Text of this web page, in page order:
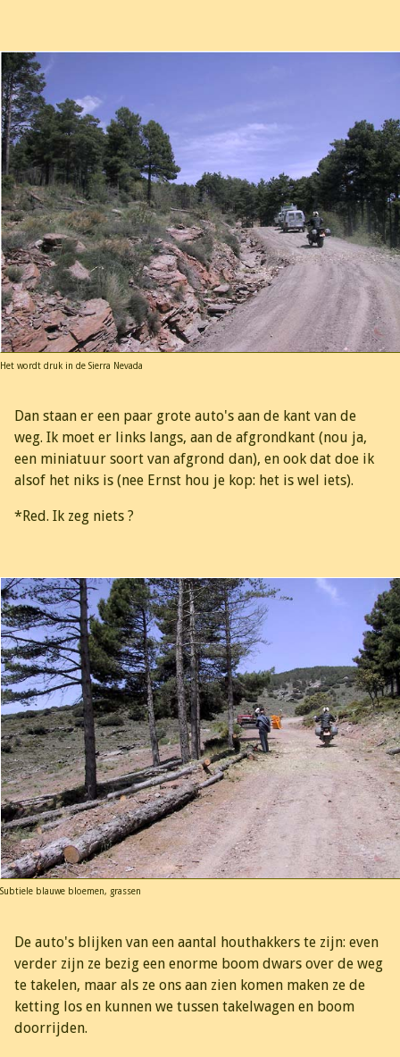
Het wordt druk in de Sierra Nevada
Dan staan er een paar grote auto's aan de kant van de
weg. Ik moet er links langs, aan de afgrondkant (nou ja,
een miniatuur soort van afgrond dan), en ook dat doe ik
alsof het niks is (nee Ernst hou je kop: het is wel iets).
*Red. Ik zeg niets ?
Subtiele blauwe bloemen, grassen
De auto's blijken van een aantal houthakkers te zijn: even
verder zijn ze bezig een enorme boom dwars over de weg
te takelen, maar als ze ons aan zien komen maken ze de
ketting los en kunnen we tussen takelwagen en boom
doorrijden.